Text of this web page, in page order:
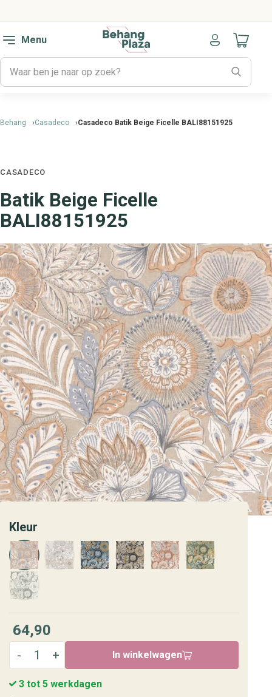
Menu
Naar
Behang Casadeco Casadeco Batik Beige Ficelle BALI88151925
CASADECO
Batik Beige Ficelle
BALI88151925
Kleur
64,90
In winkelwagen
3 tot 5 werkdagen